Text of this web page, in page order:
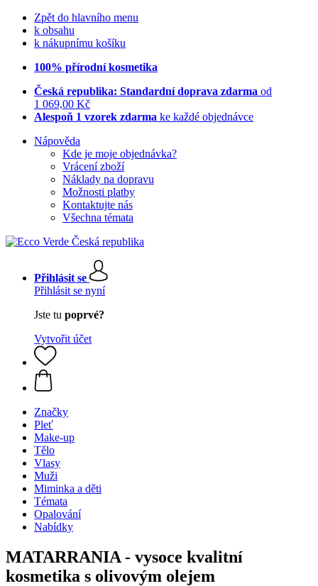
Zpět do hlavního menu
k obsahu
k nákupnímu košíku
100% přírodní kosmetika
Česká republika: Standardní doprava zdarma od
1 069,00 Kč
Alespoň 1 vzorek zdarma ke každé objednávce
Nápověda
Kde je moje objednávka?
Vrácení zboží
Náklady na dopravu
Možnosti platby
Kontaktujte nás
Všechna témata
Přihlásit se
Přihlásit se nyní
Jste tu poprvé?
Vytvořit účet
Značky
Pleť
Make-up
Tělo
Vlasy
Muži
Miminka a děti
Témata
Opalování
Nabídky
MATARRANIA - vysoce kvalitní
kosmetika s olivovým olejem